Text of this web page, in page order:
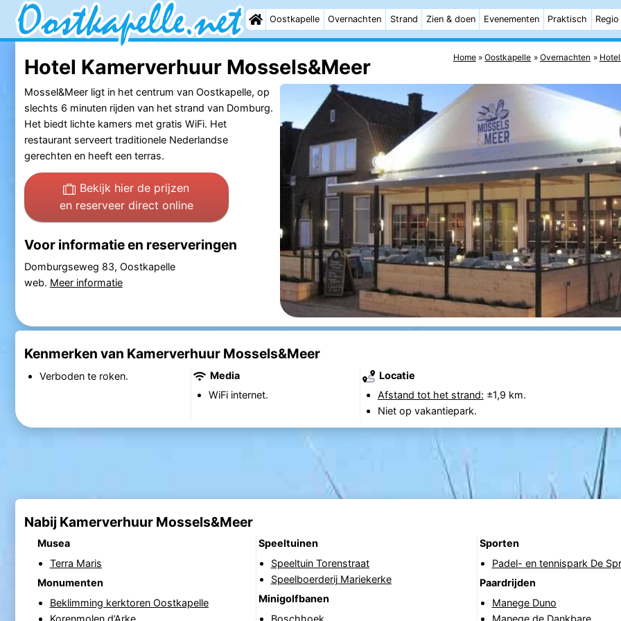
Oostkapelle Overnachten Strand Zien & doen Evenementen Praktisch Regio
Home Oostkapelle Overnachten
Hotel Kamerverhuur Mossels&Meer
Mossel&Meer ligt in het centrum van Oostkapelle, op
slechts 6 minuten rijden van het strand van Domburg.
Het biedt lichte kamers met gratis WiFi. Het
restaurant serveert traditionele Nederlandse
gerechten en heeft een terras.
Bekijk hier de prijzen
en reserveer direct online
Voor informatie en reserveringen
Domburgseweg 83, Oostkapelle
web. Meer informatie
Kenmerken van Kamerverhuur Mossels&Meer
Verboden te roken.
Media
WiFi internet.
Locatie
Afstand tot het strand: ±1,9 km.
Niet op vakantiepark.
Nabij Kamerverhuur Mossels&Meer
Musea
Terra Maris
Monumenten
Beklimming kerktoren Oostkapelle
Korenmolen d’Arke
Speeltuinen
Speeltuin Torenstraat
Speelboerderij Mariekerke
Minigolfbanen
Boschhoek
Sporten
Padel- en tennispark De
Paardrijden
Manege Duno
Manege de Dankbare